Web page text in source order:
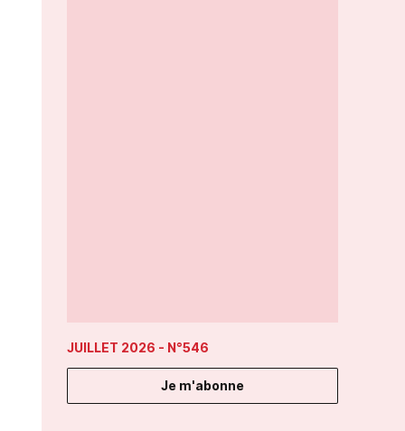
JUILLET 2026 - N°546
Je m'abonne